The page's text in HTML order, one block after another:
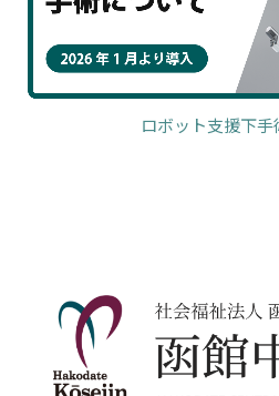
ロボット支援下